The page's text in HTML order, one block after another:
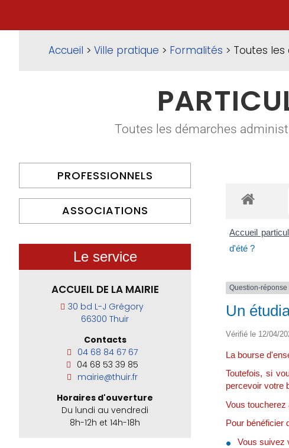
Accueil > Ville pratique > Formalités > Toutes
Toutes les démarches
PROFESSIONNELS
ASSOCIATIONS
Le service
ACCUEIL DE LA MAIRIE
30 bd L-J Grégory
66300 Thuir
Contacts
04 68 84 67 67
04 68 53 39 85
mairie@thuir.fr
Horaires d'ouverture
Du lundi au vendredi
8h-12h et 14h-18h
Accueil
d'été ?
Question-réponse
Un
Vérifié le 12/04/
La bourse
Toutefois, si
percevoir votre
Vous
Pour bénéficier
Vous suivez